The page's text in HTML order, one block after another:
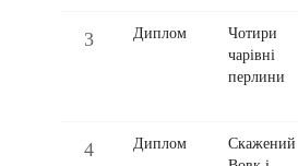
3 Диплом
Чотири
чарівні
перлини
4 Диплом
Скажений